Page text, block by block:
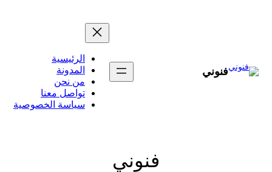
فنوني
الرئيسية
المدونة
من نحن
تواصل معنا
سياسة الخصوصية
فنوني